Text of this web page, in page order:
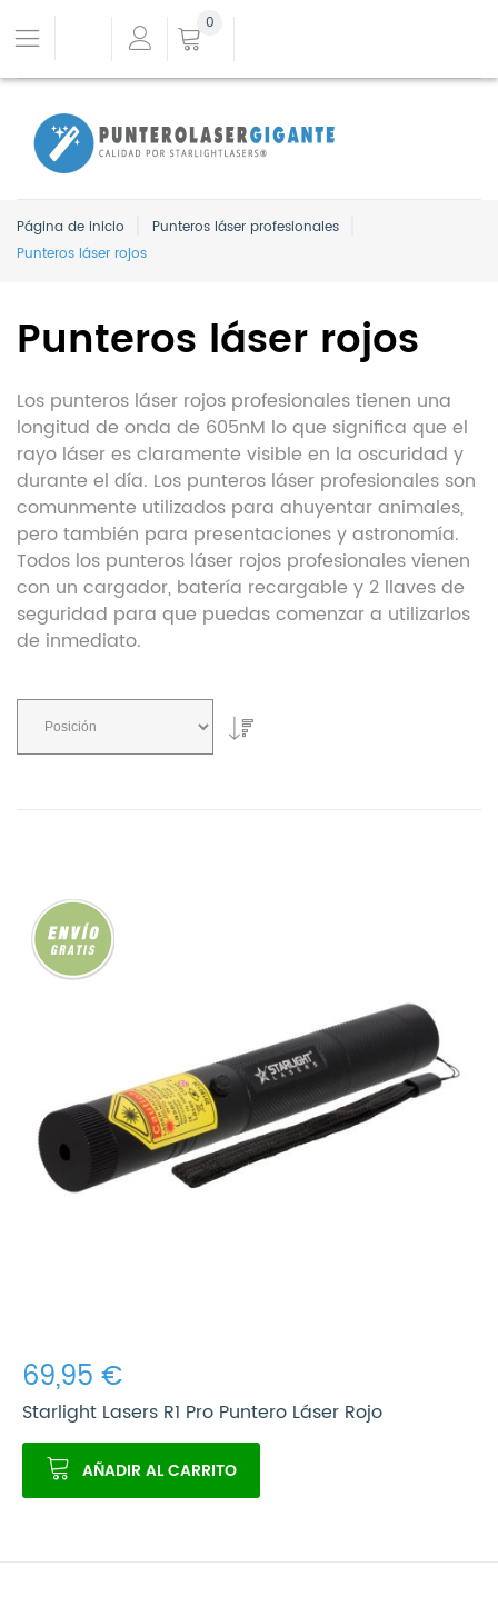
0
Página de inicio
Punteros láser profesionales
Punteros láser rojos
Punteros láser rojos
Los punteros láser rojos profesionales tienen una
longitud de onda de 605nM lo que significa que el
rayo láser es claramente visible en la oscuridad y
durante el día. Los punteros láser profesionales son
comunmente utilizados para ahuyentar animales,
pero también para presentaciones y astronomía.
Todos los punteros láser rojos profesionales vienen
con un cargador, batería recargable y 2 llaves de
seguridad para que puedas comenzar a utilizarlos
de inmediato.
69,95 €
Starlight Lasers R1 Pro Puntero Láser Rojo
AÑADIR AL CARRITO